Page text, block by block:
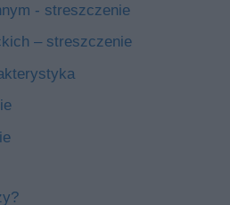
- streszczenie
– streszczenie